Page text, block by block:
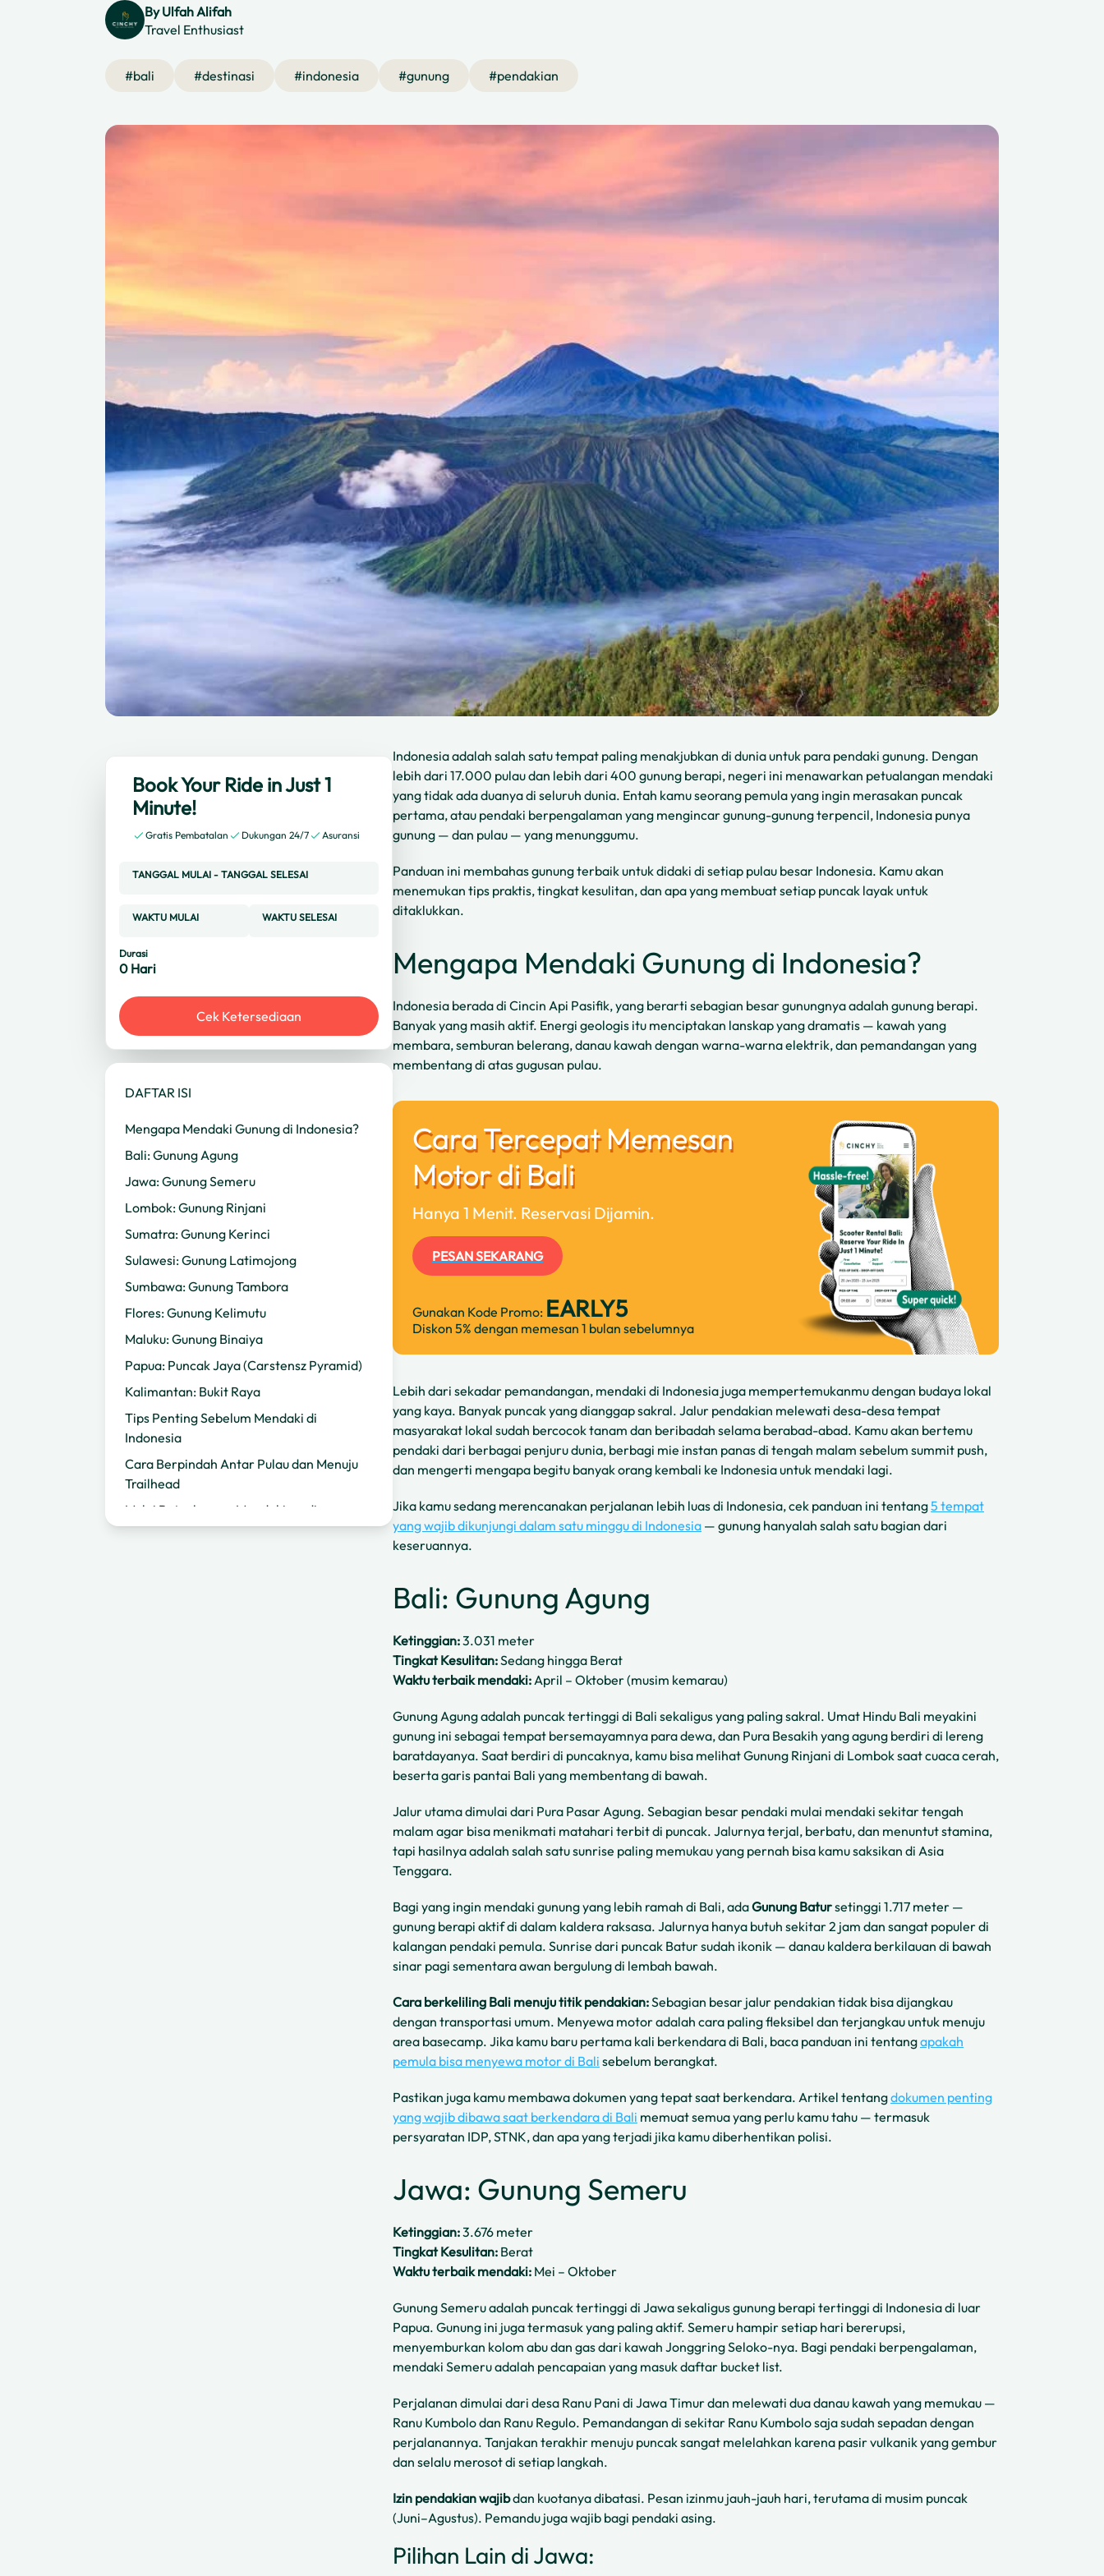
ByUlfah Alifah
Travel Enthusiast
#bali #destinasi #indonesia #gunung #pendakian
Book Your Ride in Just 1
Minute!
Gratis Pembatalan Dukungan 24/7 Asuransi
TANGGAL MULAI - TANGGAL SELESAI
WAKTU MULAI WAKTU SELESAI
Durasi
0 Hari
Cek Ketersediaan
DAFTAR ISI
Mengapa Mendaki Gunung di Indonesia?
Bali: Gunung Agung
Jawa: Gunung Semeru
Lombok: Gunung Rinjani
Sumatra: Gunung Kerinci
Sulawesi: Gunung Latimojong
Sumbawa: Gunung Tambora
Flores: Gunung Kelimutu
Maluku: Gunung Binaiya
Papua: Puncak Jaya (Carstensz Pyramid)
Kalimantan: Bukit Raya
Tips Penting Sebelum Mendaki di
Indonesia
Cara Berpindah Antar Pulau dan Menuju
Trailhead
Mulai Petualangan Mendakimu di
Indonesia
Indonesia adalah salah satu tempat paling menakjubkan di dunia untuk para pendaki gunung. Dengan
lebih dari 17.000 pulau dan lebih dari 400 gunung berapi, negeri ini menawarkan petualangan mendaki
yang tidak ada duanya di seluruh dunia. Entah kamu seorang pemula yang ingin merasakan puncak
pertama, atau pendaki berpengalaman yang mengincar gunung-gunung terpencil, Indonesia punya
gunung — dan pulau — yang menunggumu.
Panduan ini membahas gunung terbaik untuk didaki di setiap pulau besar Indonesia. Kamu akan
menemukan tips praktis, tingkat kesulitan, dan apa yang membuat setiap puncak layak untuk
ditaklukkan.
Mengapa Mendaki Gunung di Indonesia?
Indonesia berada di Cincin Api Pasifik, yang berarti sebagian besar gunungnya adalah gunung berapi.
Banyak yang masih aktif. Energi geologis itu menciptakan lanskap yang dramatis — kawah yang
membara, semburan belerang, danau kawah dengan warna-warna elektrik, dan pemandangan yang
membentang di atas gugusan pulau.
Cara Tercepat Memesan
Motor di Bali
Hanya 1 Menit. Reservasi Dijamin.
PESAN SEKARANG
Gunakan Kode Promo: EARLY5
Diskon 5% dengan memesan 1 bulan sebelumnya
Lebih dari sekadar pemandangan, mendaki di Indonesia juga mempertemukanmu dengan budaya lokal
yang kaya. Banyak puncak yang dianggap sakral. Jalur pendakian melewati desa-desa tempat
masyarakat lokal sudah bercocok tanam dan beribadah selama berabad-abad. Kamu akan bertemu
pendaki dari berbagai penjuru dunia, berbagi mie instan panas di tengah malam sebelum summit push,
dan mengerti mengapa begitu banyak orang kembali ke Indonesia untuk mendaki lagi.
Jika kamu sedang merencanakan perjalanan lebih luas di Indonesia, cek panduan ini tentang5 tempat
yang wajib dikunjungi dalam satu minggu di Indonesia — gunung hanyalah salah satu bagian dari
keseruannya.
Bali: Gunung Agung
Ketinggian:3.031 meter
Tingkat Kesulitan:Sedang hingga Berat
Waktu terbaik mendaki:April – Oktober (musim kemarau)
Gunung Agung adalah puncak tertinggi di Bali sekaligus yang paling sakral. Umat Hindu Bali meyakini
gunung ini sebagai tempat bersemayamnya para dewa, dan Pura Besakih yang agung berdiri di lereng
baratdayanya. Saat berdiri di puncaknya, kamu bisa melihat Gunung Rinjani di Lombok saat cuaca cerah,
beserta garis pantai Bali yang membentang di bawah.
Jalur utama dimulai dari Pura Pasar Agung. Sebagian besar pendaki mulai mendaki sekitar tengah
malam agar bisa menikmati matahari terbit di puncak. Jalurnya terjal, berbatu, dan menuntut stamina,
tapi hasilnya adalah salah satu sunrise paling memukau yang pernah bisa kamu saksikan di Asia
Tenggara.
Bagi yang ingin mendaki gunung yang lebih ramah di Bali, adaGunung Batursetinggi 1.717 meter —
gunung berapi aktif di dalam kaldera raksasa. Jalurnya hanya butuh sekitar 2 jam dan sangat populer di
kalangan pendaki pemula. Sunrise dari puncak Batur sudah ikonik — danau kaldera berkilauan di bawah
sinar pagi sementara awan bergulung di lembah bawah.
Cara berkeliling Bali menuju titik pendakian:Sebagian besar jalur pendakian tidak bisa dijangkau
dengan transportasi umum. Menyewa motor adalah cara paling fleksibel dan terjangkau untuk menuju
area basecamp. Jika kamu baru pertama kali berkendara di Bali, baca panduan ini tentangapakah
pemula bisa menyewa motor di Bali sebelum berangkat.
Pastikan juga kamu membawa dokumen yang tepat saat berkendara. Artikel tentangdokumen penting
yang wajib dibawa saat berkendara di Bali memuat semua yang perlu kamu tahu — termasuk
persyaratan IDP, STNK, dan apa yang terjadi jika kamu diberhentikan polisi.
Jawa: Gunung Semeru
Ketinggian:3.676 meter
Tingkat Kesulitan: Berat
Waktu terbaik mendaki: Mei – Oktober
Gunung Semeru adalah puncak tertinggi di Jawa sekaligus gunung berapi tertinggi di Indonesia di luar
Papua. Gunung ini juga termasuk yang paling aktif. Semeru hampir setiap hari bererupsi,
menyemburkan kolom abu dan gas dari kawah Jonggring Seloko-nya. Bagi pendaki berpengalaman,
mendaki Semeru adalah pencapaian yang masuk daftar bucket list.
Perjalanan dimulai dari desa Ranu Pani di Jawa Timur dan melewati dua danau kawah yang memukau —
Ranu Kumbolo dan Ranu Regulo. Pemandangan di sekitar Ranu Kumbolo saja sudah sepadan dengan
perjalanannya. Tanjakan terakhir menuju puncak sangat melelahkan karena pasir vulkanik yang gembur
dan selalu merosot di setiap langkah.
Izin pendakian wajibdan kuotanya dibatasi. Pesan izinmu jauh-jauh hari, terutama di musim puncak
(Juni–Agustus). Pemandu juga wajib bagi pendaki asing.
Pilihan Lain di Jawa: